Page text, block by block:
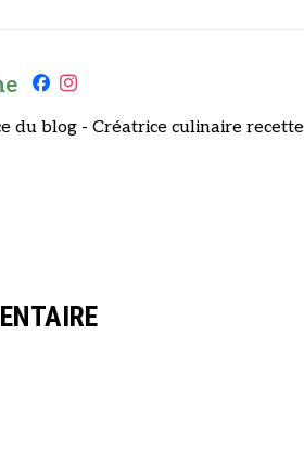
du blog - Créatrice culinaire